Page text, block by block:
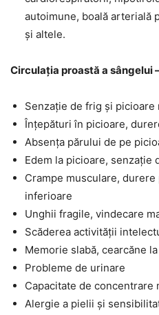
autoimune, boală arterială
și altele.
Circulația proastă a sângelui
Senzație de frig și picioare
Înțepături în picioare,
Absența părului de pe
Edem la picioare, senzație
Crampe musculare,
inferioare
Unghii fragile, vindecare
Scăderea activității
Memorie slabă, cearcăne
Probleme de urinare
Capacitate de concentrare
Alergie a pielii și